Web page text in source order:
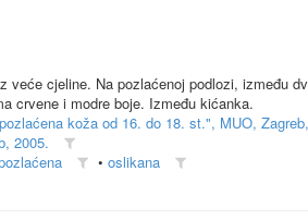
veće cjeline. Na pozlaćenoj podlozi, između
crvene i modre boje. Između kićanka.
koža od 16. do 18. st.", MUO,
2005.
• oslikana